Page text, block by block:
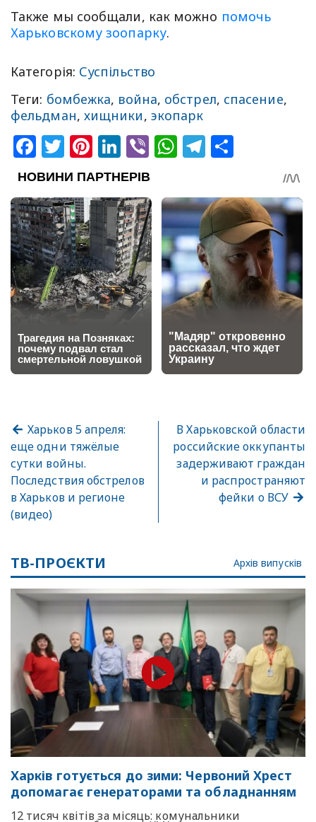
Также мы сообщали, как можно помочь
Харьковскому зоопарку.
Категорія: Суспільство
Теги: бомбежка, война, обстрел, спасение,
фельдман, хищники, экопарк
Facebook
Twitter
Pinterest
LinkedIn
ViberWhatsApp
Telegram
Харьков 5 апреля:
еще одни тяжёлые
сутки войны.
Последствия обстрелов
в Харьков и регионе
(видео)
В Харьковской области
российские оккупанты
задерживают граждан
и распространяют
фейки о ВСУ
ТВ-ПРОЄКТИ Архів випусків
Харків готується до зими: Червоний Хрест
допомагає генераторами та обладнанням
12 тисяч квітів за місяць: комунальники